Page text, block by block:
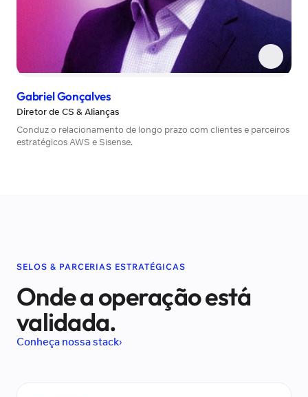
Gabriel Gonçalves
Diretor de CS & Alianças
Conduz o relacionamento de longo prazo com clientes e parceiros
estratégicos AWS e Sisense.
SELOS & PARCERIAS ESTRATÉGICAS
Onde a operação está
validada.
Conheça nossa stack